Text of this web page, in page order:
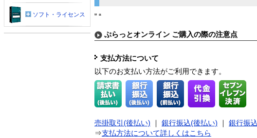
” “
ぷらっとオンライン ご購入の際の注意点
支払方法について
以下のお支払い方法がご利用できます。
売掛取引(後払い) 銀行振込(後払い) 銀行振
⇒支払方法について詳しくはこちら
ソフト・ライセンス